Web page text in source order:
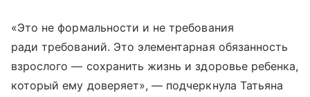
«Это не формальности и не требования
ради требований. Это элементарная обязанность
взрослого — сохранить жизнь и здоровье ребенка,
который ему доверяет», — подчеркнула Татьяна